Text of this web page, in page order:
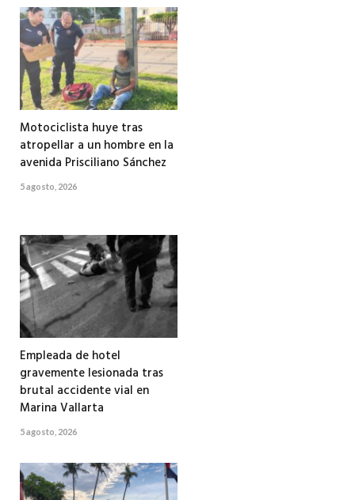
Motociclista huye tras
atropellar a un hombre en la
avenida Prisciliano Sánchez
5 agosto, 2026
Empleada de hotel
gravemente lesionada tras
brutal accidente vial en
Marina Vallarta
5 agosto, 2026